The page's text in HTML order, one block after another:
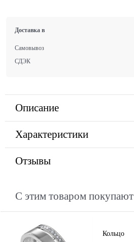
Доставка в
Самовывоз
СДЭК
Описание
Характеристики
Отзывы
С этим товаром покупают
Кольцо